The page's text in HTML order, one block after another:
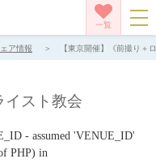
一覧
ア情報 【東京開催】《前撮り＋
イスト教会
- assumed 'VENUE_ID'
PHP) in